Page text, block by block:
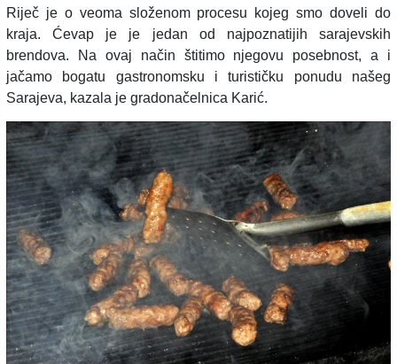
Riječ je o veoma složenom procesu kojeg smo doveli do
kraja. Ćevap je je jedan od najpoznatijih sarajevskih
brendova. Na ovaj način štitimo njegovu posebnost, a i
jačamo bogatu gastronomsku i turističku ponudu našeg
Sarajeva, kazala je gradonačelnica Karić.